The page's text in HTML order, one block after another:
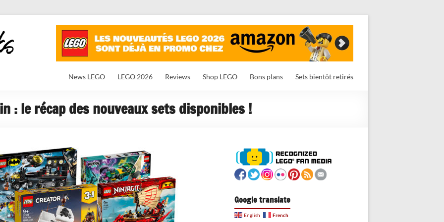
News LEGO LEGO 2026 Reviews Shop LEGO Bons plans Sets bientôt retirés
: le récap des nouveaux sets disponibles !
Google translate
English French